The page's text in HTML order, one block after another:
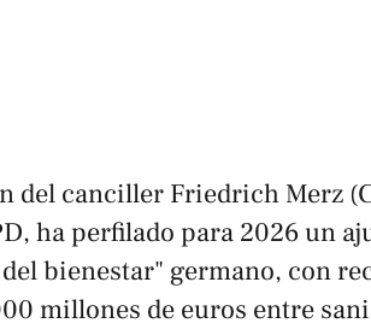
del canciller Friedrich Merz
ha perfilado para 2026 un
bienestar" germano, con
millones de euros entre